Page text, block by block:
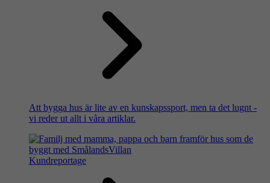
Att bygga hus är lite av en kunskapssport, men ta det lugnt -
vi reder ut allt i våra artiklar.
Kundreportage